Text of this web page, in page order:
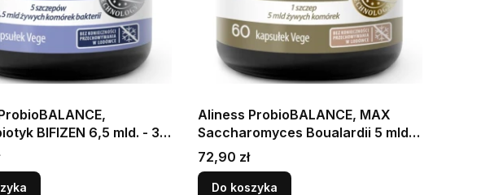
BIFIZEN 6,5 mld. - 30
Wspiera równowagę
jelit oraz
psychiczne i jakość
Aliness ProbioBALANCE, MAX
Saccharomyces Boualardii 5 mld. -
60 kapsułek Wspiera prawidłowe
funkcjonowanie jelit
Cena
72,90 zł
Do koszyka